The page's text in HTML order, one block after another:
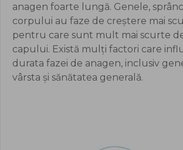
anagen foarte lungă. Genele,
corpului au faze de creștere mai
pentru care sunt mult mai scurte
capului. Există mulți factori care
durata fazei de anagen, inclusiv
vârsta și sănătatea generală.